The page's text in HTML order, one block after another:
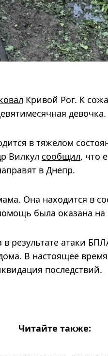
Кривой Рог. К
девочка.
в тяжелом
Вилкул сообщил, что
в Днепр.
Она находится в
была оказана на
результате атаки
В настоящее время
последствий.
Читайте также: